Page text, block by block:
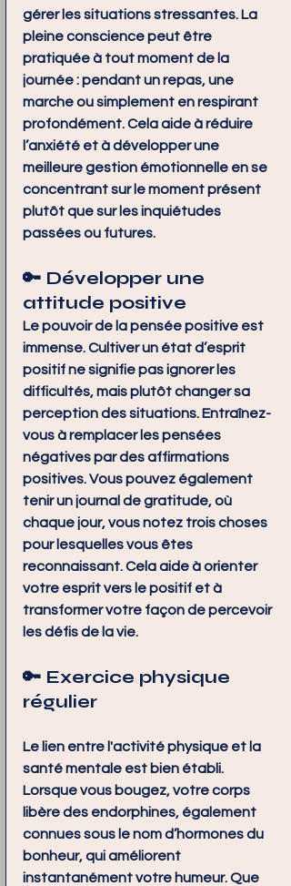
gérer les situations stressantes. La
pleine conscience peut être
pratiquée à tout moment de la
journée : pendant un repas, une
marche ou simplement en respirant
profondément. Cela aide à réduire
l’anxiété et à développer une
meilleure gestion émotionnelle en se
concentrant sur le moment présent
plutôt que sur les inquiétudes
passées ou futures.
🔑 Développer une
attitude positive
Le pouvoir de la pensée positive est
immense. Cultiver un état d’esprit
positif ne signifie pas ignorer les
difficultés, mais plutôt changer sa
perception des situations. Entraînez-
vous à remplacer les pensées
négatives par des affirmations
positives. Vous pouvez également
tenir un journal de gratitude, où
chaque jour, vous notez trois choses
pour lesquelles vous êtes
reconnaissant. Cela aide à orienter
votre esprit vers le positif et à
transformer votre façon de percevoir
les défis de la vie.
🔑 Exercice physique
régulier
Le lien entre l'activité physique et la
santé mentale est bien établi.
Lorsque vous bougez, votre corps
libère des endorphines, également
connues sous le nom d’hormones du
bonheur, qui améliorent
instantanément votre humeur. Que